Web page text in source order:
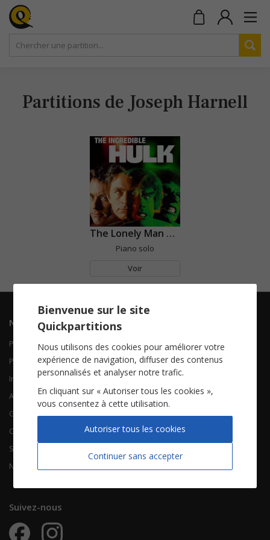
Partitions de Joseph Harnell
The Lonely Man Theme (L'incroyable Hulk)
Piano solo
Voir
Navigation
Piano Chant
Piano Solo
Instruments solistes
Accordéon
Guitare
Chorales
Songbooks
Nouvelles partitions
Contactez-nous
Qui sommes-nous
FAQ
À propos
CGV
Mentions légales
Vie privée
Suivez-nous
Bienvenue sur le site
Quickpartitions
Nous utilisons des cookies pour améliorer votre
expérience de navigation, diffuser des contenus
personnalisés et analyser notre trafic.
En cliquant sur « Autoriser tous les cookies »,
vous consentez à cette utilisation.
Continuer sans accepter
Autoriser tous les cookies